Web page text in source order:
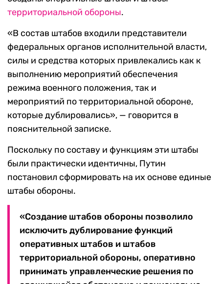
территориальной обороны.
«В состав штабов входили представители
федеральных органов исполнительной власти,
силы и средства которых привлекались как к
выполнению мероприятий обеспечения
режима военного положения, так и
мероприятий по территориальной обороне,
которые дублировались», — говорится в
пояснительной записке.
Поскольку по составу и функциям эти штабы
были практически идентичны, Путин
постановил сформировать на их основе единые
штабы обороны.
«Создание штабов обороны позволило
исключить дублирование функций
оперативных штабов и штабов
территориальной обороны, оперативно
принимать управленческие решения по